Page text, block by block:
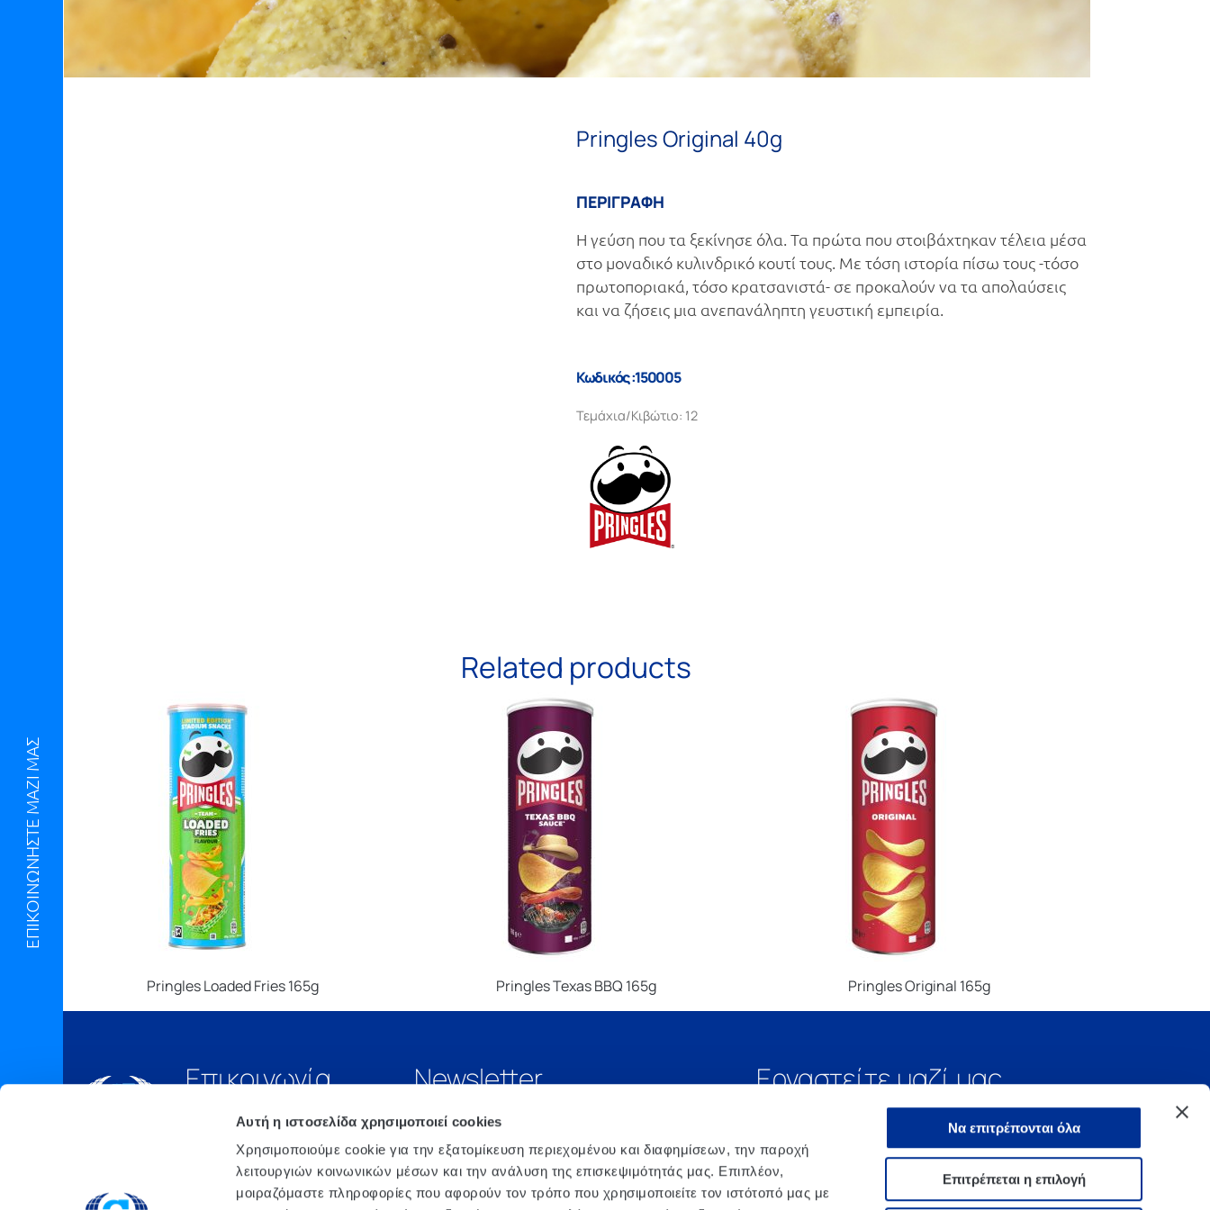
Αυτή η ιστοσελίδα χρησιμοποιεί cookies
Χρησιμοποιούμε cookie για την εξατομίκευση περιεχομένου και διαφημίσεων, την παροχή
λειτουργιών κοινωνικών μέσων και την ανάλυση της επισκεψιμότητάς μας. Επιπλέον,
μοιραζόμαστε πληροφορίες που αφορούν τον τρόπο που χρησιμοποιείτε τον ιστότοπό μας με
Να επιτρέπονται όλα
Επιτρέπεται η επιλογή
ΕΠΙΚΟΙΝΩΝΗΣΤΕ ΜΑΖΙ ΜΑΣ
Pringles Original 40g
ΠΕΡΙΓΡΑΦΗ
Η γεύση που τα ξεκίνησε όλα. Τα πρώτα που στοιβάχτηκαν τέλεια μέσα
στο μοναδικό κυλινδρικό κουτί τους. Με τόση ιστορία πίσω τους -τόσο
πρωτοποριακά, τόσο κρατσανιστά- σε προκαλούν να τα απολαύσεις
και να ζήσεις μια ανεπανάληπτη γευστική εμπειρία.
Κωδικός :150005
Τεμάχια/Κιβώτιο: 12
Related products
Pringles Loaded Fries 165g Pringles Texas BBQ 165g Pringles Original 165g
Επικοινωνία
210 6675000
Αθήνα, 3o xλμ. Λ.
ΜΑΡΚΟΠΟΥΛΟΥ, Τ.Θ. 200, TK
Newsletter Εργαστείτε μαζί μας